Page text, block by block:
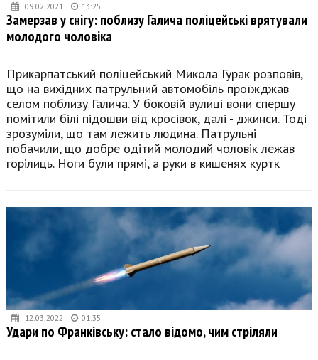
09.02.2021 13:25
Замерзав у снігу: поблизу Галича поліцейські врятували
молодого чоловіка
Прикарпатський поліцейський Микола Гурак розповів,
що на вихідних патрульний автомобіль проїжджав
селом поблизу Галича. У боковій вулиці вони спершу
помітили білі підошви від кросівок, далі - джинси. Тоді
зрозуміли, що там лежить людина. Патрульні
побачили, що добре одітий молодий чоловік лежав
горілиць. Ноги були прямі, а руки в кишенях куртк
12.03.2022 01:35
Удари по Франківську: стало відомо, чим стріляли